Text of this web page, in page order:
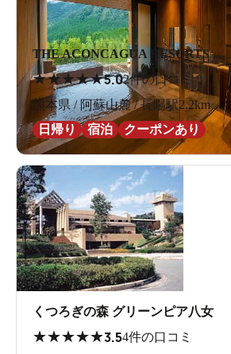
THE ACONCAGUA RESORTS
★★★★★5.02件の口コミ
熊本県 / 阿蘇山麓 / 長陽駅2.2km
日帰り
宿泊 クーポンあり
くつろぎの森 グリーンピア八女
★★★★★3.54件の口コミ